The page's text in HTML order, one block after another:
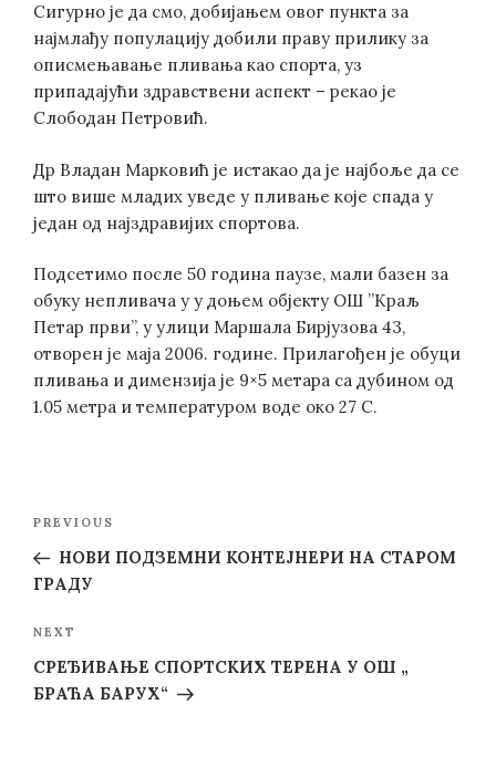
Сигурно је да смо, добијањем овог пункта за
најмлађу популацију добили праву прилику за
описмењавање пливања као спорта, уз
припадајући здравствени аспект – рекао је
Слободан Петровић.
Др Владан Марковић је истакао да је најбоље да се
што више младих уведе у пливање које спада у
један од најздравијих спортова.
Подсетимо после 50 година паузе, мали базен за
обуку непливача у у доњем објекту ОШ ”Краљ
Петар први”, у улици Маршала Бирјузова 43,
отворен је маја 2006. године. Прилагођен је обуци
пливања и димензија је 9×5 метара са дубином од
1.05 метра и температуром воде око 27 C.
Previous
Post
PREVIOUS
НОВИ ПОДЗЕМНИ КОНТЕЈНЕРИ НА СТАРОМ
ГРАДУ
Next
Post
NEXT
СРЕЂИВАЊЕ СПОРТСКИХ ТЕРЕНА У ОШ „
БРАЋА БАРУХ“